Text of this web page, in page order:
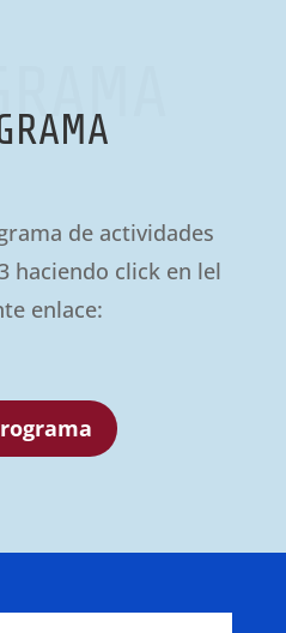
de actividades
haciendo click en lel
enlace: